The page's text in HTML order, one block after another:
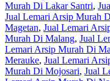
Murah Di Lakar Santri,
Jual Lemari Arsip Murah
Magetan, Jual Lemari
Murah Di Malang, Jual
Lemari Arsip Murah Di
Merauke, Jual Lemari
Murah Di Mojosari, Jual